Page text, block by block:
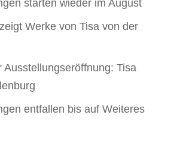
starten wieder im August
Werke von Tisa von der
Ausstellungseröffnung: Tisa
entfallen bis auf Weiteres